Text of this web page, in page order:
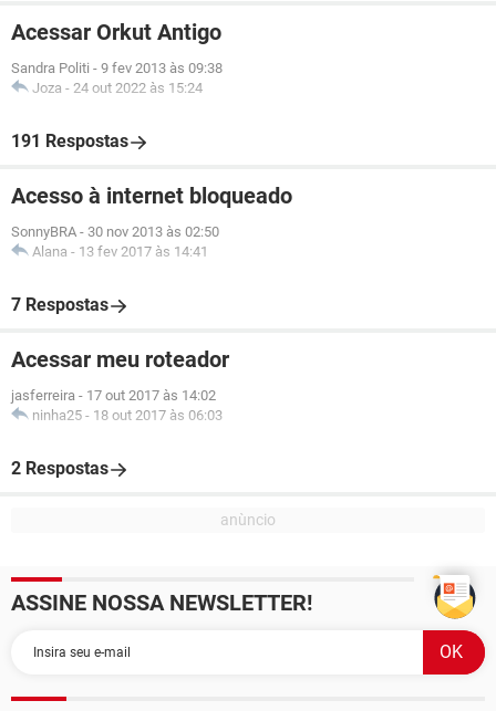
Acessar Orkut Antigo
Sandra Politi - 9 fev 2013 às 09:38
Joza - 24 out 2022 às 15:24
191 Respostas
Acesso à internet bloqueado
SonnyBRA - 30 nov 2013 às 02:50
Alana - 13 fev 2017 às 14:41
7 Respostas
Acessar meu roteador
jasferreira - 17 out 2017 às 14:02
ninha25 - 18 out 2017 às 06:03
2 Respostas
ASSINE NOSSA NEWSLETTER!